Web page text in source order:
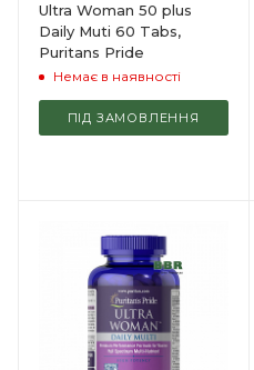
Ultra Woman 50 plus
Daily Muti 60 Tabs,
Puritans Pride
Немає в наявності
ПІД ЗАМОВЛЕННЯ